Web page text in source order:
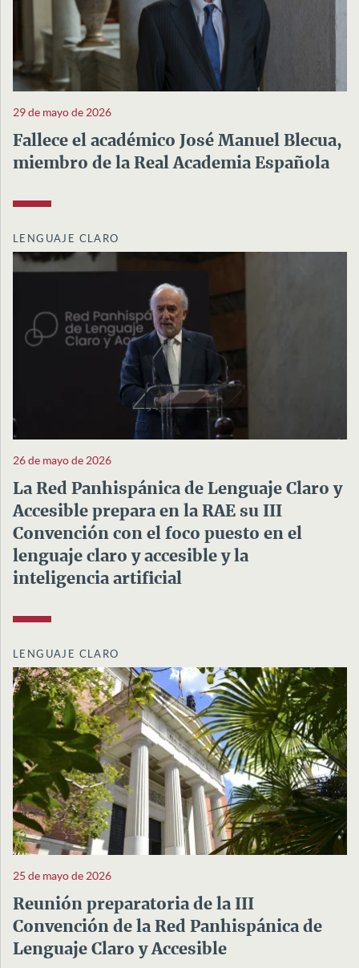
29 de mayo de 2026
Fallece el académico José Manuel Blecua,
miembro de la Real Academia Española
LENGUAJE CLARO
26 de mayo de 2026
La Red Panhispánica de Lenguaje Claro y
Accesible prepara en la RAE su III
Convención con el foco puesto en el
lenguaje claro y accesible y la
inteligencia artificial
LENGUAJE CLARO
25 de mayo de 2026
Reunión preparatoria de la III
Convención de la Red Panhispánica de
Lenguaje Claro y Accesible